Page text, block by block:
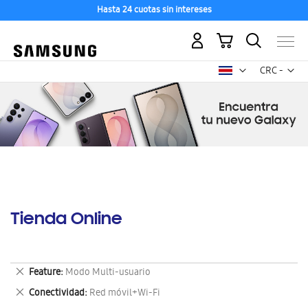
Hasta 24 cuotas sin intereses
CRC -
colón
Mi carrito
Tienda Online
Feature Modo Multi-usuario
Eliminar
este
artículo
Conectividad Red móvil+Wi-Fi
Eliminar